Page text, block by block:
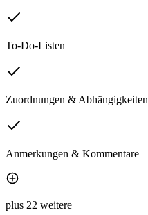
To-Do-Listen
Zuordnungen & Abhängigkeiten
Anmerkungen & Kommentare
plus 22 weitere